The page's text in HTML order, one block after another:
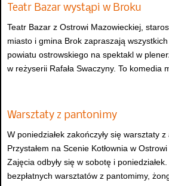
Teatr Bazar wystąpi w Broku
Teatr Bazar z Ostrowi Mazowieckiej,
miasto i gmina Brok zapraszają
powiatu ostrowskiego na spektakl w
w reżyserii Rafała Swaczyny. To komedia
Warsztaty z pantonimy
W poniedziałek zakończyły się warsztaty
Przystałem na Scenie Kotłownia w
Zajęcia odbyły się w sobotę i
bezpłatnych warsztatów z pantomimy,